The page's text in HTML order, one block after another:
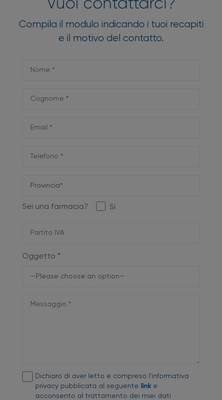
Compila il modulo indicando i tuoi recapiti
e il motivo del contatto.
Sei una farmacia? Si
Oggetto *
Dichiaro di aver letto e compreso l'informativa
privacy pubblicata al seguente link e
acconsento al trattamento dei miei dati